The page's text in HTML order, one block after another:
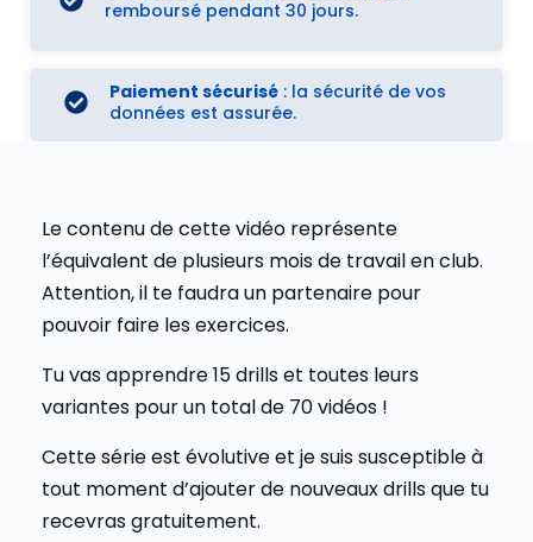
remboursé pendant 30 jours.
Paiement sécurisé: la sécurité de vos
données est assurée.
Le contenu de cette vidéo représente
l’équivalent de plusieurs mois de travail en club.
Attention, il te faudra un partenaire pour
pouvoir faire les exercices.
Tu vas apprendre 15 drills et toutes leurs
variantes pour un total de 70 vidéos !
Cette série est évolutive et je suis susceptible à
tout moment d’ajouter de nouveaux drills que tu
recevras gratuitement.